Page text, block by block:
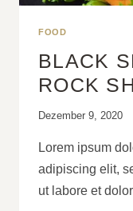
FOOD
BLACK
ROCK
Von
Dezember 9, 2020
Lorem ipsum
adipiscing elit,
ut labore et